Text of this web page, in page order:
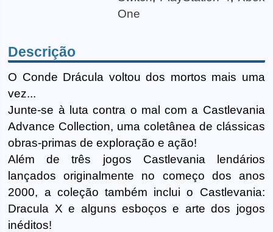
One
Descrição
O Conde Drácula voltou dos mortos mais uma
vez...
Junte-se à luta contra o mal com a Castlevania
Advance Collection, uma coletânea de clássicas
obras-primas de exploração e ação!
Além de três jogos Castlevania lendários
lançados originalmente no começo dos anos
2000, a coleção também inclui o Castlevania:
Dracula X e alguns esboços e arte dos jogos
inéditos!